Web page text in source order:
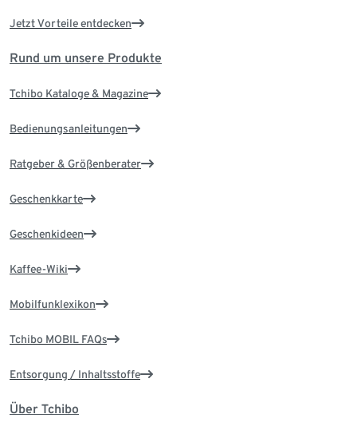
Jetzt Vorteile entdecken
Rund um unsere Produkte
Tchibo Kataloge & Magazine
Bedienungsanleitungen
Ratgeber & Größenberater
Geschenkkarte
Geschenkideen
Kaffee-Wiki
Mobilfunklexikon
Tchibo MOBIL FAQs
Entsorgung / Inhaltsstoffe
Über Tchibo